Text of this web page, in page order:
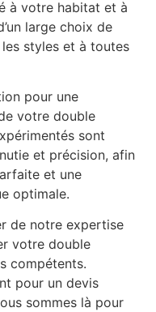
à votre habitat et à
large choix de
styles et à toutes
pour une
votre double
sont
et précision, afin
et une
optimale.
de notre expertise
votre double
compétents.
pour un devis
sommes là pour